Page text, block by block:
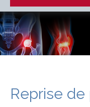
Reprise